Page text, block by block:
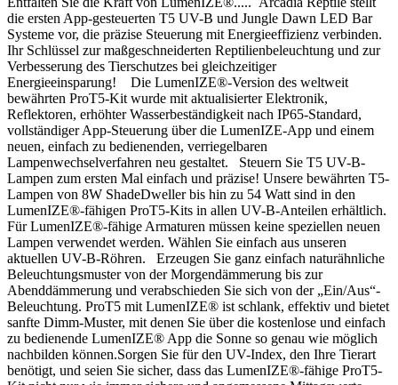
die ersten App-gesteuerten T5 UV-B und Jungle Dawn LED Bar
Systeme vor, die präzise Steuerung mit Energieeffizienz verbinden.
Ihr Schlüssel zur maßgeschneiderten Reptilienbeleuchtung und zur
Verbesserung des Tierschutzes bei gleichzeitiger
Energieeinsparung! Die LumenIZE®-Version des weltweit
bewährten ProT5-Kit wurde mit aktualisierter Elektronik,
Reflektoren, erhöhter Wasserbeständigkeit nach IP65-Standard,
vollständiger App-Steuerung über die LumenIZE-App und einem
neuen, einfach zu bedienenden, verriegelbaren
Lampenwechselverfahren neu gestaltet. Steuern Sie T5 UV-B-
Lampen zum ersten Mal einfach und präzise! Unsere bewährten T5-
Lampen von 8W ShadeDweller bis hin zu 54 Watt sind in den
LumenIZE®-fähigen ProT5-Kits in allen UV-B-Anteilen erhältlich.
Für LumenIZE®-fähige Armaturen müssen keine speziellen neuen
Lampen verwendet werden. Wählen Sie einfach aus unseren
aktuellen UV-B-Röhren. Erzeugen Sie ganz einfach naturähnliche
Beleuchtungsmuster von der Morgendämmerung bis zur
Abenddämmerung und verabschieden Sie sich von der „Ein/Aus“-
Beleuchtung. ProT5 mit LumenIZE® ist schlank, effektiv und bietet
sanfte Dimm-Muster, mit denen Sie über die kostenlose und einfach
zu bedienende LumenIZE® App die Sonne so genau wie möglich
nachbilden können.Sorgen Sie für den UV-Index, den Ihre Tierart
benötigt, und seien Sie sicher, dass das LumenIZE®-fähige ProT5-